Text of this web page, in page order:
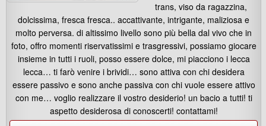
trans, viso da ragazzina,
dolcissima, fresca fresca.. accattivante, intrigante, maliziosa e
molto perversa. di altissimo livello sono più bella dal vivo che in
foto, offro momenti riservatissimi e trasgressivi, possiamo giocare
insieme in tutti i ruoli, posso essere dolce, mi piacciono i lecca
lecca… ti farò venire i brividi… sono attiva con chi desidera
essere passivo e sono anche passiva con chi vuole essere attivo
con me… voglio realizzare il vostro desiderio! un bacio a tutti! ti
aspetto desiderosa di conoscerti! contattami!